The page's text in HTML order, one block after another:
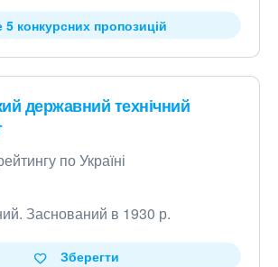
5 конкурсних пропозицій
державний технічний
по Україні
Заснований в 1930 р.
Зберегти